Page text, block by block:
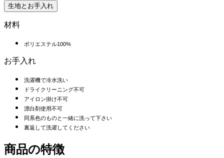
生地とお手入れ
材料
ポリエステル100%
お手入れ
洗濯機で冷水洗い
ドライクリーニング不可
アイロン掛け不可
漂白剤使用不可
同系色のものと一緒に洗って下さい
裏返して洗濯してください
商品の特徴